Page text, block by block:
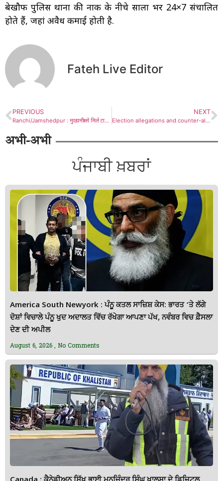
बेखौफ पुलिस थाना की नाक के नीचे सालों भर 24×7 संचालित
होते हैं, जहां अवैध कमाई होती है.
Fateh Live Editor
PREVIOUS
Ranchi/Jamshedpur : मुख्यमंत्री से मिले टाटा मोटर्स वर्कर्स यूनियन के महामंत्री आरके सिंह
NEXT
Election allegations and counter-allegations begin : जुगसलाई मेयर चुनाव को लेकर आजसू का झामुमो पर तीखा हमला, निष्पक्ष चुनाव की मांग
अभी-अभी
ਪੰਜਾਬੀ ਖ਼ਬਰਾਂ
America South Newyork : ਪੰਨੂ ਕਤਲ ਸਾਜ਼ਿਸ਼ ਕੇਸ: ਭਾਰਤ ‘ਤੇ ਲੱਗੇ
ਦੋਸ਼ਾਂ ਵਿਚਾਲੇ ਪੰਨੂ ਖੁਦ ਅਦਾਲਤ ਵਿੱਚ ਰੱਖੇਗਾ ਆਪਣਾ ਪੱਖ, ਨਵੰਬਰ ਵਿਚ ਫ਼ੈਸਲਾ
ਦੇਣ ਦੀ ਅਪੀਲ
August 6, 2026 No Comments